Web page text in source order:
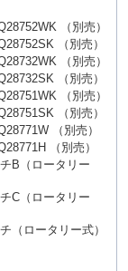
（別売）
（別売）
（別売）
（別売）
（別売）
（別売）
（別売）
（別売）
B（ロータリー
C（ロータリー
（ロータリー式）